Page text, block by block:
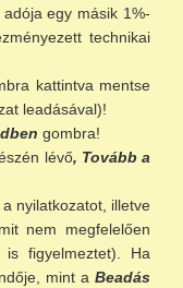
egy másik 1%-
technikai
kattintva mentse
leadásával)!
gombra!
lévő, Tovább a
nyilatkozatot, illetve
nem megfelelően
figyelmeztet). Ha
mint a Beadás